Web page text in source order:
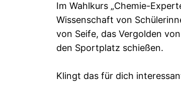
Im Wahlkurs „Chemie-
Wissenschaft von
von Seife, das Vergolden
den Sportplatz schießen.
Klingt das für dich